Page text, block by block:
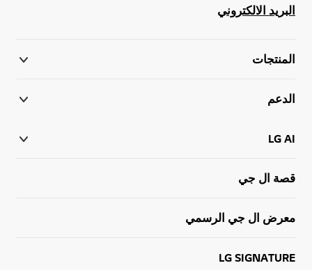
البريد الالكتروني
المنتجات
الدعم
LG AI
قصة ال جي
معرض ال جي الرسمي
LG SIGNATURE